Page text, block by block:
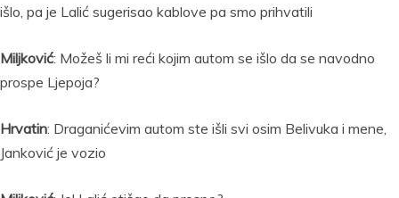
išlo, pa je Lalić sugerisao kablove pa smo prihvatili
Miljković: Možeš li mi reći kojim autom se išlo da se navodno
prospe Ljepoja?
Hrvatin: Draganićevim autom ste išli svi osim Belivuka i mene,
Janković je vozio